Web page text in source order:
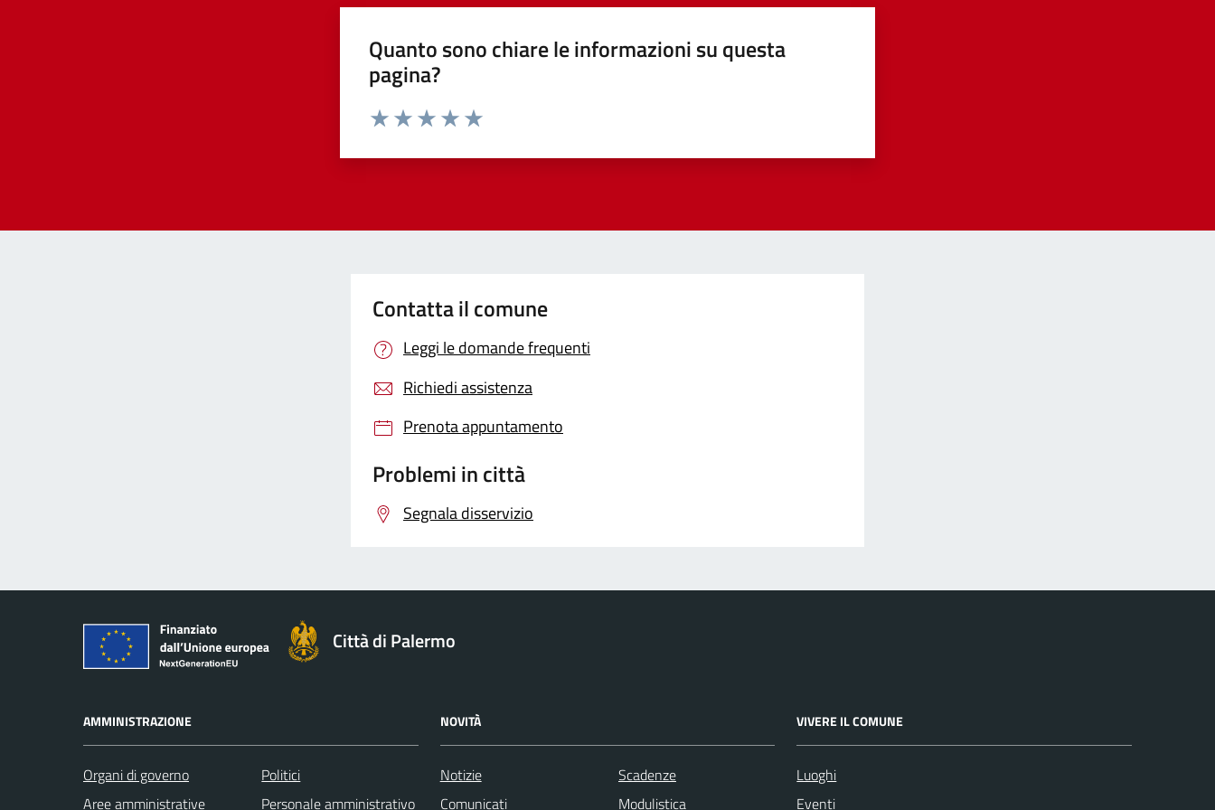
Quanto sono chiare le informazioni su questa
pagina?
Contatta il comune
Leggi le domande frequenti
Richiedi assistenza
Prenota appuntamento
Problemi in città
Segnala disservizio
Città di Palermo
AMMINISTRAZIONE
Organi di governo
Aree amministrative
Politici
Personale amministrativo
NOVITÀ
Notizie
Comunicati
Scadenze
Modulistica
VIVERE IL COMUNE
Luoghi
Eventi